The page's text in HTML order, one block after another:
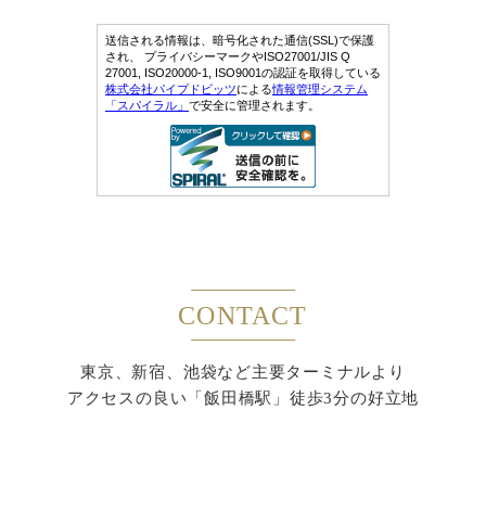
CONTACT
東京、新宿、池袋など主要ターミナルより
アクセスの良い「飯田橋駅」徒歩3分の好立地